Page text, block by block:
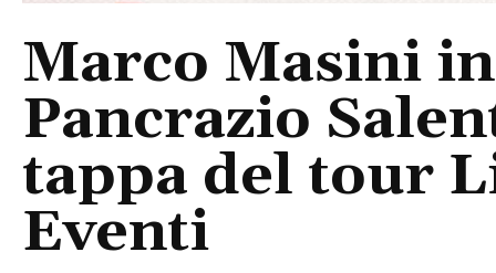
Marco Masini
Pancrazio
tappa del tour
Eventi